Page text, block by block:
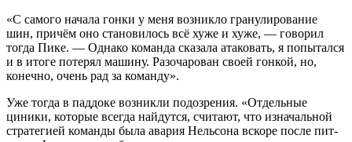
«С самого начала гонки у меня возникло гранулирование
шин, причём оно становилось всё хуже и хуже, — говорил
тогда Пике. — Однако команда сказала атаковать, я попытался
и в итоге потерял машину. Разочарован своей гонкой, но,
конечно, очень рад за команду».
Уже тогда в паддоке возникли подозрения. «Отдельные
циники, которые всегда найдутся, считают, что изначальной
стратегией команды была авария Нельсона вскоре после пит-